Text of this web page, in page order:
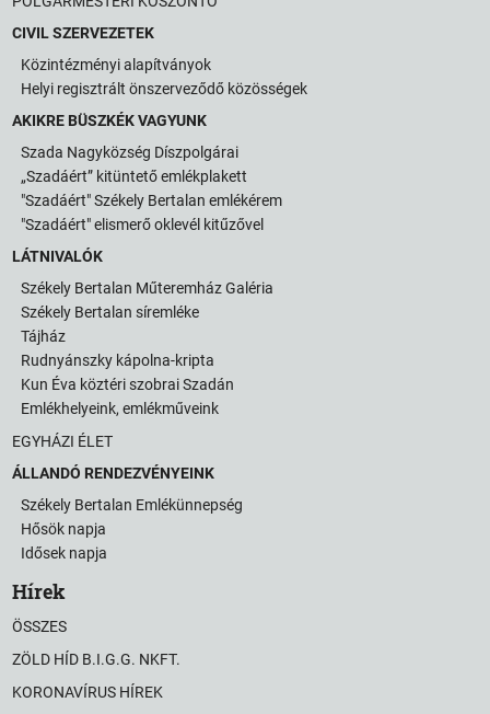
CIVIL SZERVEZETEK
Közintézményi alapítványok
Helyi regisztrált önszerveződő közösségek
AKIKRE BÜSZKÉK VAGYUNK
Szada Nagyközség Díszpolgárai
„Szadáért” kitüntető emlékplakett
"Szadáért" Székely Bertalan emlékérem
"Szadáért" elismerő oklevél kitűzővel
LÁTNIVALÓK
Székely Bertalan Műteremház Galéria
Székely Bertalan síremléke
Tájház
Rudnyánszky kápolna-kripta
Kun Éva köztéri szobrai Szadán
Emlékhelyeink, emlékműveink
EGYHÁZI ÉLET
ÁLLANDÓ RENDEZVÉNYEINK
Székely Bertalan Emlékünnepség
Hősök napja
Idősek napja
Hírek
ÖSSZES
ZÖLD HÍD B.I.G.G. NKFT.
KORONAVÍRUS HÍREK